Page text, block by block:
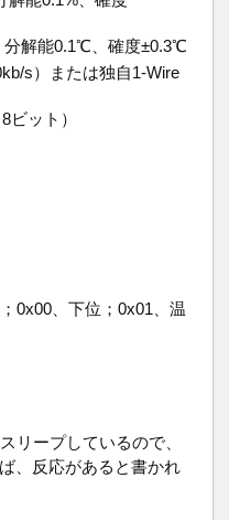
解能0.1℃、確度±0.3℃
s）または独自1-Wire
ット）
0x00、下位；0x01、温
リープしているので、
、反応があると書かれ